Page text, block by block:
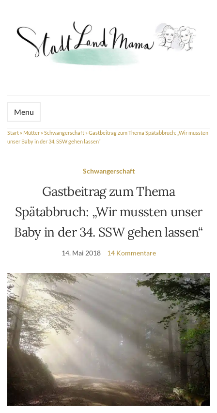
Menu
Start » Mütter » Schwangerschaft » Gastbeitrag zum Thema Spätabbruch: „Wir mussten
unser Baby in der 34. SSW gehen lassen“
Schwangerschaft
Gastbeitrag zum Thema
Spätabbruch: „Wir mussten unser
Baby in der 34. SSW gehen lassen“
14. Mai 2018 14 Kommentare